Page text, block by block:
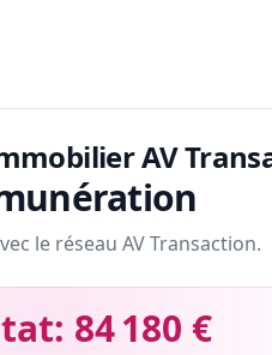
AV
le réseau AV Transaction.
84 180 €